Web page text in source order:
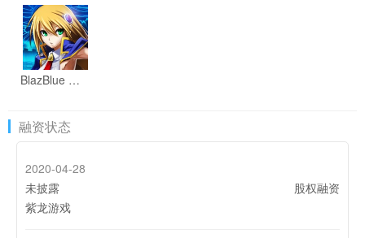
BlazBlue RR - Real Action Game
融资状态
2020-04-28
股权融资
未披露
紫龙游戏